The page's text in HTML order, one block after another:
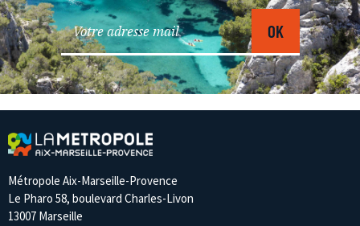
Métropole Aix-Marseille-Provence
Le Pharo 58, boulevard Charles-Livon
13007 Marseille